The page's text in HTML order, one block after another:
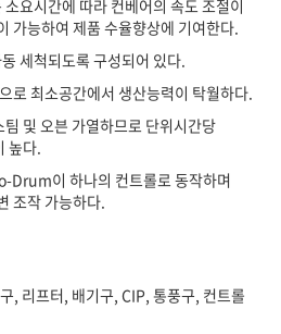
요시간에 따라 컨베어의 속도 조절이
가능하여 제품 수율향상에 기여한다.
세척되도록 구성되어 있다.
최소공간에서 생산능력이 탁월하다.
및 오븐 가열하므로 단위시간당
높다.
Drum이 하나의 컨트롤로 동작하며
조작 가능하다.
, 리프터, 배기구, CIP, 통풍구, 컨트롤